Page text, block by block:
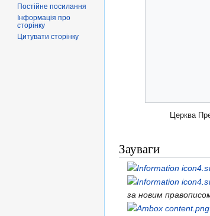
Церква
Зауваги
за новим
Постійне посилання
Інформація про
сторінку
Цитувати сторінку